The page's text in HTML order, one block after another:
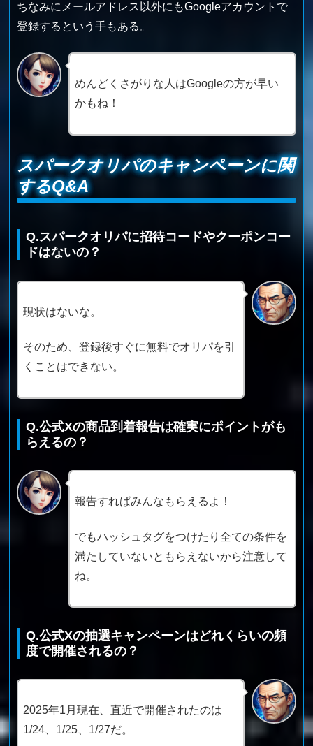
ちなみにメールアドレス以外にもGoogleアカウントで
登録するという手もある。
めんどくさがりな人はGoogleの方が早い
かもね！
スパークオリパのキャンペーンに関
するQ&A
Q.スパークオリパに招待コードやクーポンコー
ドはないの？
現状はないな。
そのため、登録後すぐに無料でオリパを引
くことはできない。
Q.公式Xの商品到着報告は確実にポイントがも
らえるの？
報告すればみんなもらえるよ！
でもハッシュタグをつけたり全ての条件を
満たしていないともらえないから注意して
ね。
Q.公式Xの抽選キャンペーンはどれくらいの頻
度で開催されるの？
2025年1月現在、直近で開催されたのは
1/24、1/25、1/27だ。